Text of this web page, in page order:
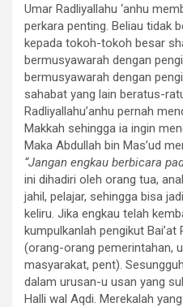
Umar Radliyallahu ‘anhu
perkara penting. Beliau tidak
kepada tokoh-tokoh besar
bermusyawarah dengan
bermusyawarah dengan
sahabat yang lain beratus-
Radliyallahu’anhu pernah
Makkah sehingga ia ingin
Maka Abdullah bin Mas’ud
“Jangan engkau berbicara
ini dihadiri oleh orang tua,
jahil, pelajar, sehingga bisa
keliru. Jika engkau telah
kumpulkanlah pengikut Bai’at
(orang-orang pemerintahan,
masyarakat, pent).
dalam urusan-u usan yang
Halli wal Aqdi. Merekalah